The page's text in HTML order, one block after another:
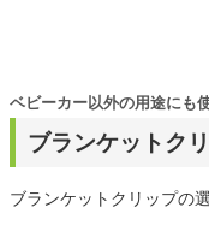
ブランケットク
ベビーカー以外の用途にも
ブランケットクリップの